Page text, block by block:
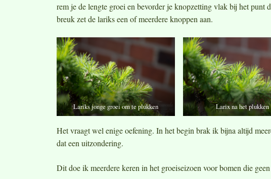
rem je de lengte groei en bevorder je knopzetting vlak bij het punt
breuk zet de lariks een of meerdere knoppen aan.
Lariks jonge groei om te plukken Larix na het plukken
Het vraagt wel enige oefening. In het begin brak ik bijna altijd
dat een uitzondering.
Dit doe ik meerdere keren in het groeiseizoen voor bomen die